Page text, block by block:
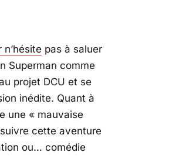
n’hésite pas à saluer
Superman comme
projet DCU et se
inédite. Quant à
une « mauvaise
cette aventure
ou… comédie